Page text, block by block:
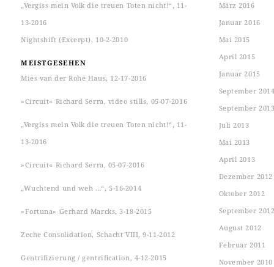
„Vergiss mein Volk die treuen Toten nicht!“, 11-
13-2016
Nightshift (Excerpt), 10-2-2010
MEISTGESEHEN
Mies van der Rohe Haus, 12-17-2016
»Circuit« Richard Serra, video stills, 05-07-2016
„Vergiss mein Volk die treuen Toten nicht!“, 11-
13-2016
»Circuit« Richard Serra, 05-07-2016
„Wuchtend und weh …“, 5-16-2014
»Fortuna« Gerhard Marcks, 3-18-2015
Zeche Consolidation, Schacht VIII, 9-11-2012
Gentrifizierung / gentrification, 4-12-2015
März 2016
Januar 2016
Mai 2015
April 2015
Januar 2015
September
September
Juli 2013
Mai 2013
April 2013
Dezember 2012
Oktober 2012
September
August 2012
Februar 2011
November 2010